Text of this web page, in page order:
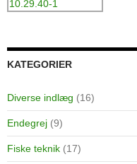
KATEGORIER
Diverse indlæg (16)
Endegrej (9)
Fiske teknik (17)